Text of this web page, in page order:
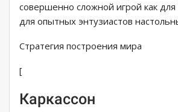
совершенно сложной игрой как для
для опытных энтузиастов
Стратегия построения мира
[
Каркассон